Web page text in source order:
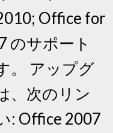
Office for
のサポート
。 アップグ
、次のリン
: Office 2007